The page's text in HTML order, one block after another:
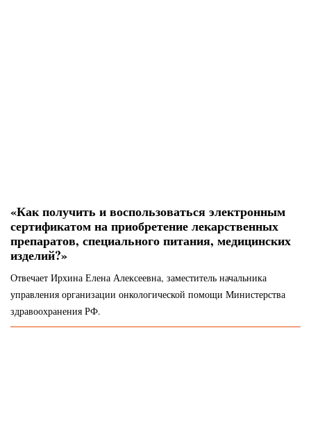
«Как получить и воспользоваться электронным
сертификатом на приобретение лекарственных
препаратов, специального питания, медицинских
изделий?»
Отвечает Ирхина Елена Алексеевна, заместитель начальника
управления организации онкологической помощи Министерства
здравоохранения РФ.